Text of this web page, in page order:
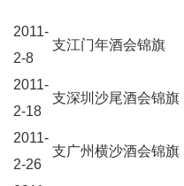
2011-
2-8
支江门年酒会锦旗
2011-
2-18
支深圳沙尾酒会锦旗
2011-
2-26
支广州横沙酒会锦旗